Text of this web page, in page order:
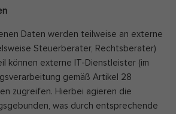
Daten werden teilweise an externe
Steuerberater, Rechtsberater)
können externe IT-Dienstleister (im
gemäß Artikel 28
zugreifen. Hierbei agieren die
was durch entsprechende